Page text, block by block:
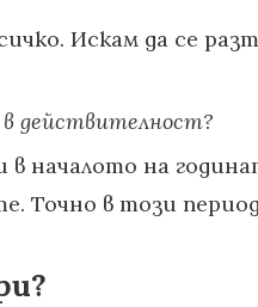
Искам да се
действителност?
началото на
Точно в този